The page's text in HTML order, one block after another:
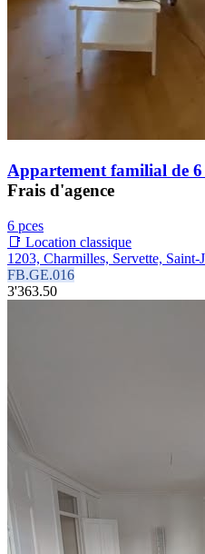
Appartement familial de 6
Frais d'agence
6 pces
📑 Location classique
1203, Charmilles, Servette, Saint-
FB.GE.016
3'363.50